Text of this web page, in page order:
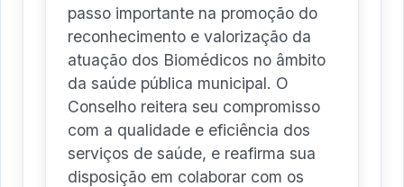
passo importante na promoção do
reconhecimento e valorização da
atuação dos Biomédicos no âmbito
da saúde pública municipal. O
Conselho reitera seu compromisso
com a qualidade e eficiência dos
serviços de saúde, e reafirma sua
disposição em colaborar com os